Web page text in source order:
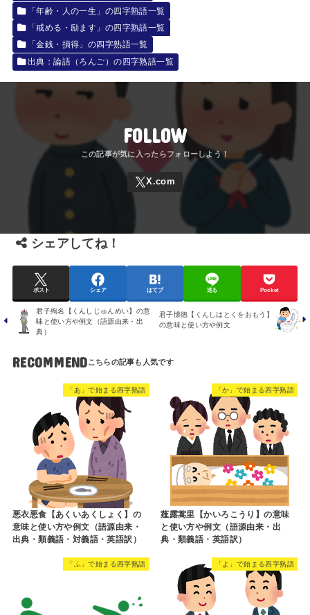
「年齢・人の一生」の四字熟語一覧
「戒める・励ます」の四字熟語一覧
「金銭・損得」の四字熟語一覧
出典：論語（ろんご）の四字熟語一覧
FOLLOW
シェアしてね！
ポスト シェア はてブ 送る Pocket
君子殉名【くんしじゅんめい】の意
味と使い方や例文（語源由来・出
典）
君子懐徳【くんしはとくをおもう】
の意味と使い方や例文
RECOMMEND
「あ」で始まる四字熟語
悪衣悪食【あくいあくしょく】の
意味と使い方や例文（語源由来・
出典・類義語・対義語・英語訳）
「か」で始まる四字熟語
薤露蒿里【かいろこうり】の意味
と使い方や例文（語源由来・出
典・類義語・英語訳）
「ふ」で始まる四字熟語 「よ」で始まる四字熟語